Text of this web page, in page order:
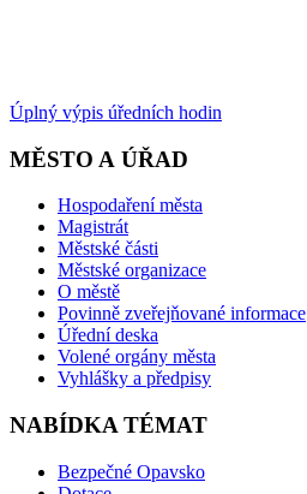
Úplný výpis úředních hodin
MĚSTO A ÚŘAD
Hospodaření města
Magistrát
Městské části
Městské organizace
O městě
Povinně zveřejňované informace
Úřední deska
Volené orgány města
Vyhlášky a předpisy
NABÍDKA TÉMAT
Bezpečné Opavsko